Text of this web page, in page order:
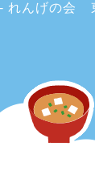
れんげの会